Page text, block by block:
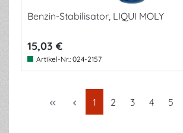
Benzin-Stabilisator, LIQUI MOLY
15,03 €
Artikel-Nr.: 024-2157
Seite
1 Seite
2 Seite
3 Seite
4 Seite
5